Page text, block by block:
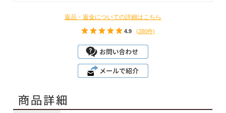
返品・返金についての詳細はこちら
4.9 (280件)